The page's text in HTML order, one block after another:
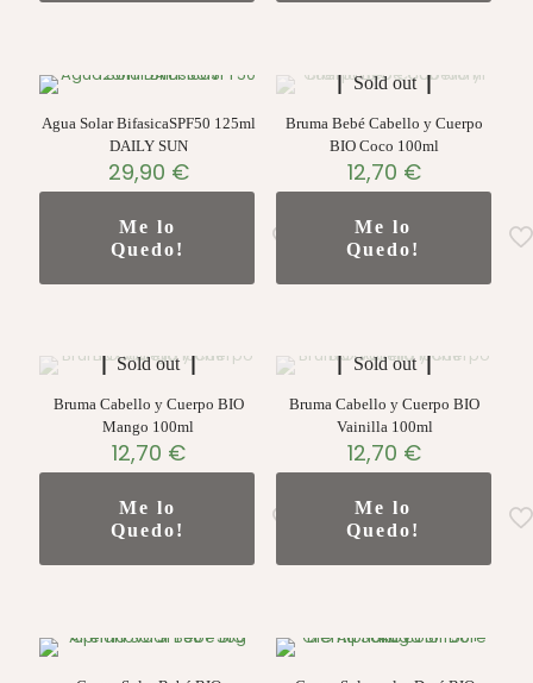
Agua Solar BifasicaSPF50 125ml
DAILY SUN
29,90 €
Me lo
Quedo!
Sold out
Bruma Bebé Cabello y Cuerpo
BIO Coco 100ml
12,70 €
Me lo
Quedo!
Sold out
Bruma Cabello y Cuerpo BIO
Mango 100ml
12,70 €
Me lo
Quedo!
Sold out
Bruma Cabello y Cuerpo BIO
Vainilla 100ml
12,70 €
Me lo
Quedo!